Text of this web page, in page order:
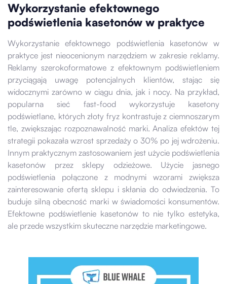
Wykorzystanie efektownego
podświetlenia kasetonów w praktyce
Wykorzystanie efektownego podświetlenia kasetonów w
praktyce jest nieocenionym narzędziem w zakresie reklamy.
Reklamy szerokoformatowe z efektownym podświetleniem
przyciągają uwagę potencjalnych klientów, stając się
widocznymi zarówno w ciągu dnia, jak i nocy. Na przykład,
popularna sieć fast-food wykorzystuje kasetony
podświetlane, których złoty fryz kontrastuje z ciemnoszarym
tle, zwiększając rozpoznawalność marki. Analiza efektów tej
strategii pokazała wzrost sprzedaży o 30% po jej wdrożeniu.
Innym praktycznym zastosowaniem jest użycie podświetlenia
kasetonów przez sklepy odzieżowe. Użycie jasnego
podświetlenia połączone z modnymi wzorami zwiększa
zainteresowanie ofertą sklepu i skłania do odwiedzenia. To
buduje silną obecność marki w świadomości konsumentów.
Efektowne podświetlenie kasetonów to nie tylko estetyka,
ale przede wszystkim skuteczne narzędzie marketingowe.